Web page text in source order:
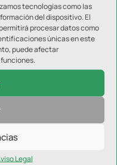
tecnologías como las
del dispositivo. El
procesar datos como
únicas en este
puede afectar
Legal
publicada.